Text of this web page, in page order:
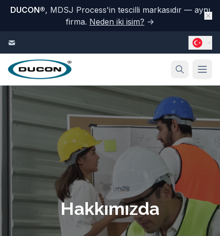
DUCON®, MDSJ Process'in tescilli markasıdır — aynı
firma. Neden iki isim? →
Hakkımızda